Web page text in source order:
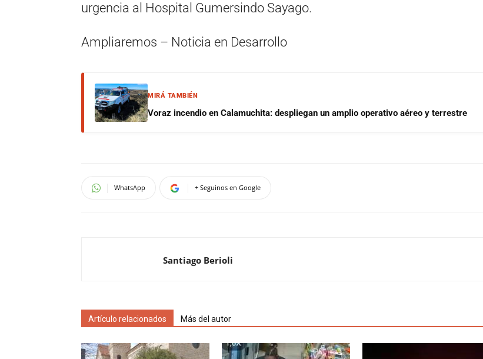
urgencia al Hospital Gumersindo Sayago.
Ampliaremos – Noticia en Desarrollo
MIRÁ TAMBIÉN
Voraz incendio en Calamuchita: despliegan un amplio operativo aéreo y terrestre
WhatsApp + Seguinos en Google
Santiago Berioli
Artículo relacionados Más del autor